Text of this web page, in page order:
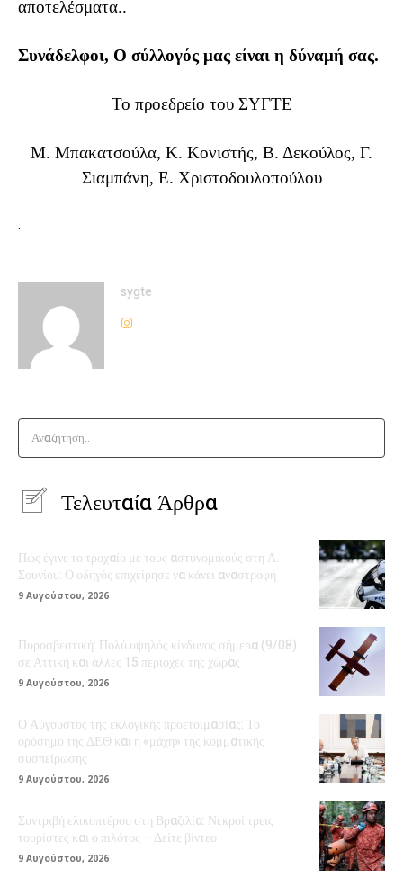
αποτελέσματα..
Συνάδελφοι, Ο σύλλογός μας είναι η δύναμή σας.
Το προεδρείο του ΣΥΓΤΕ
Μ. Μπακατσούλα, Κ. Κονιστής, Β. Δεκούλος, Γ.
Σιαμπάνη, Ε. Χριστοδουλοπούλου
.
sygte
Αναζήτηση..
Τελευταία Άρθρα
Πώς έγινε το τροχαίο με τους αστυνομικούς στη Λ.
Σουνίου: Ο οδηγός επιχείρησε να κάνει αναστροφή
9 Αυγούστου, 2026
Πυροσβεστική: Πολύ υψηλός κίνδυνος σήμερα (9/08)
σε Αττική και άλλες 15 περιοχές της χώρας
9 Αυγούστου, 2026
Ο Αύγουστος της εκλογικής προετοιμασίας: Το
ορόσημο της ΔΕΘ και η «μάχη» της κομματικής
συσπείρωσης
9 Αυγούστου, 2026
Συντριβή ελικοπτέρου στη Βραζιλία: Νεκροί τρεις
τουρίστες και ο πιλότος – Δείτε βίντεο
9 Αυγούστου, 2026